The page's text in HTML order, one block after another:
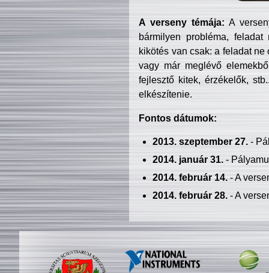
A verseny témája: A
bármilyen probléma, feladat
kikötés van csak: a feladat
vagy már meglévő
fejlesztő kitek, érzékelők,
elkészítenie.
Fontos dátumok:
2013. szeptember 27.-
2014. január 31.-
2014. február 14.- A
2014. február 28.- A